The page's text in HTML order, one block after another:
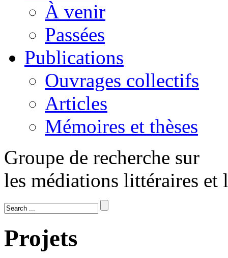
À venir
Passées
Publications
Ouvrages collectifs
Articles
Mémoires et thèses
Groupe de recherche sur
les médiations littéraires et
Projets